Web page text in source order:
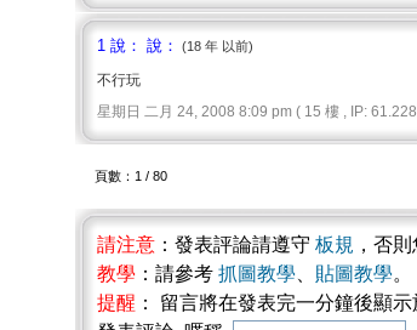
1 說： 說： (18 年 以前)
不行玩
星期日 二月 24, 2008 8:09 pm ( 15 樓 , IP:
頁數：1 / 80
請注意 ：發表評論請遵守 板規 ，否
教學 ：請參考 抓圖教學 貼圖教學。
提醒 ： 留言將在發表完一分鐘後顯